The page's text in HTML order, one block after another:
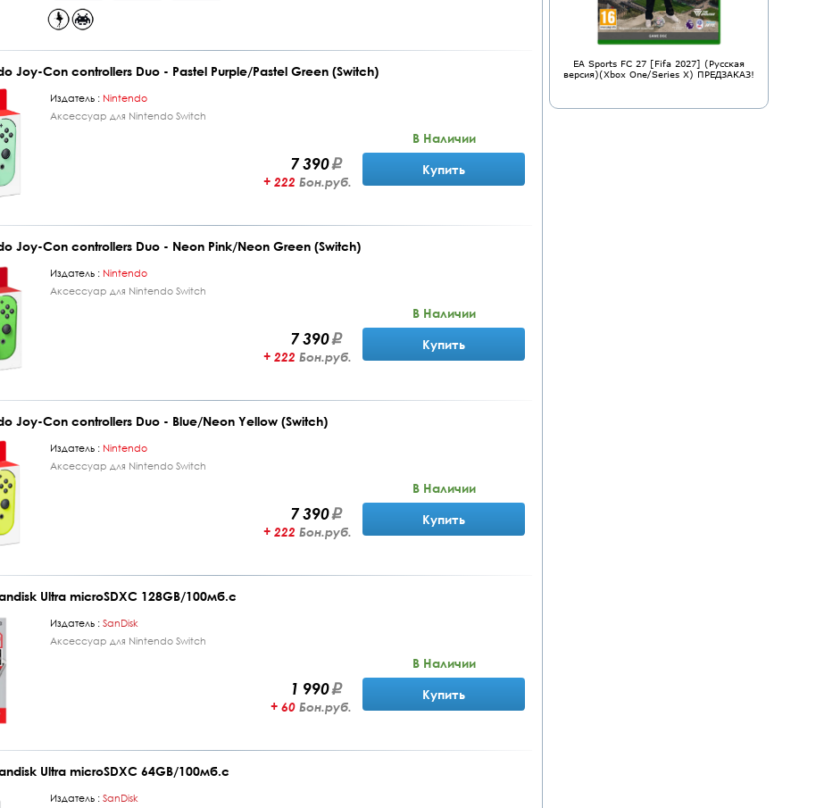
Joy-Con controllers Duo - Pastel Purple/Pastel Green (Switch)
Издатель : Nintendo
Аксессуар для Nintendo Switch
7 390
+ 222 Бон.руб.
В Наличии
Купить
Joy-Con controllers Duo - Neon Pink/Neon Green (Switch)
Издатель : Nintendo
Аксессуар для Nintendo Switch
7 390
+ 222 Бон.руб.
В Наличии
Купить
Joy-Con controllers Duo - Blue/Neon Yellow (Switch)
Издатель : Nintendo
Аксессуар для Nintendo Switch
7 390
+ 222 Бон.руб.
В Наличии
Купить
Ultra microSDXC 128GB/100мб.с
Издатель :SanDisk
Аксессуар для Nintendo Switch
1 990
+ 60 Бон.руб.
В Наличии
Купить
Ultra microSDXC 64GB/100мб.с
Издатель :SanDisk
EA Sports FC 27 [Fifa 2027] (Русская
версия)(Xbox One/Series X) ПРЕДЗАКАЗ!